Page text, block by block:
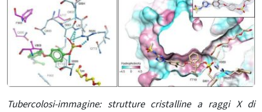
Tubercolosi-immagine: strutture cristalline a raggi X di